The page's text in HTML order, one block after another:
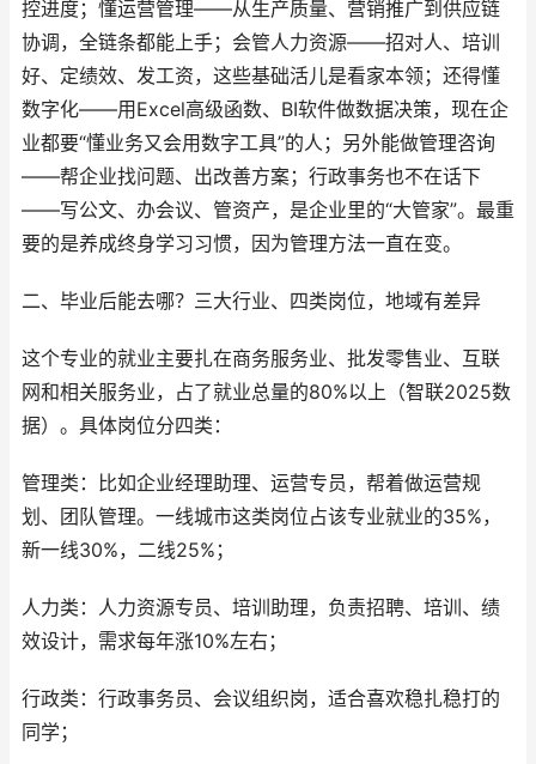
控进度；懂运营管理——从生产质量、营销推广到供应链
协调，全链条都能上手；会管人力资源——招对人、培训
好、定绩效、发工资，这些基础活儿是看家本领；还得懂
数字化——用Excel高级函数、BI软件做数据决策，现在企
业都要“懂业务又会用数字工具”的人；另外能做管理咨询
——帮企业找问题、出改善方案；行政事务也不在话下
——写公文、办会议、管资产，是企业里的“大管家”。最重
要的是养成终身学习习惯，因为管理方法一直在变。
二、毕业后能去哪？三大行业、四类岗位，地域有差异
这个专业的就业主要扎在商务服务业、批发零售业、互联
网和相关服务业，占了就业总量的80%以上（智联2025数
据）。具体岗位分四类：
管理类：比如企业经理助理、运营专员，帮着做运营规
划、团队管理。一线城市这类岗位占该专业就业的35%，
新一线30%，二线25%；
人力类：人力资源专员、培训助理，负责招聘、培训、绩
效设计，需求每年涨10%左右；
行政类：行政事务员、会议组织岗，适合喜欢稳扎稳打的
同学；